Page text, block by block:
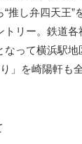
推し弁四天王”
リー。鉄道各
って横浜駅地
」を崎陽軒も